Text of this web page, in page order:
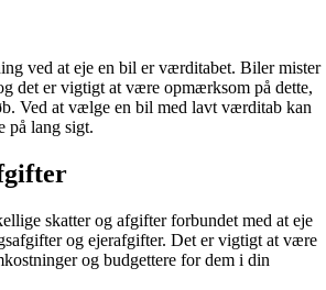
ved at eje en bil er værditabet. Biler mister
det er vigtigt at være opmærksom på dette,
Ved at vælge en bil med lavt værditab kan
på lang sigt.
skatter og afgifter forbundet med at eje
og ejerafgifter. Det er vigtigt at være
og budgettere for dem i din